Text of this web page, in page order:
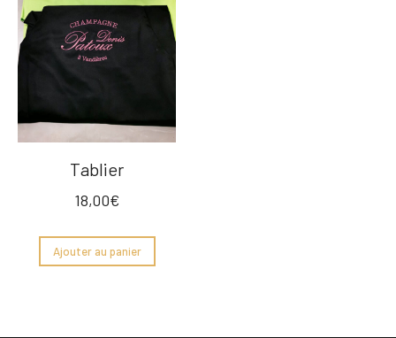
Tablier
18,00€
Ajouter au panier